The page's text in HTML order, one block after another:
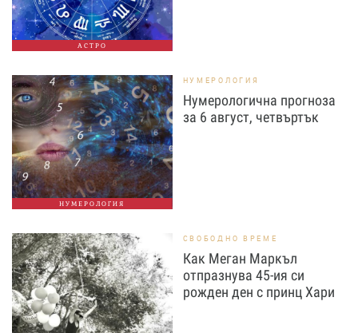
АСТРО
НУМЕРОЛОГИЯ
НУМЕРОЛОГИЯ
Нумерологична прогноза
за 6 август, четвъртък
СВОБОДНО ВРЕМЕ
Как Меган Маркъл
отпразнува 45-ия си
рожден ден с принц Хари